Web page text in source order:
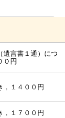
遺言書１通）につ
０円
，１４００円
，１７００円